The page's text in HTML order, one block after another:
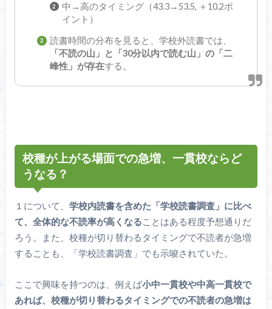
中→高のタイミング（43.3→53.5, ＋10.2ポ
イント）
読書時間の分布を見ると、学校外読書では、
「不読の山」と「30分以内で読む山」の「二
峰性」が存在する。
校種が上がる場面での急増、一貫校ならど
うなる？
１について、 学校内読書を含めた「学校読書調査」に比べ
て、全体的な不読率が高くなることはある程度予想通りだ
ろう。また、校種が切り替わるタイミングで不読者が急増
することも、「学校読書調査」でも示唆されていた。
ここで興味を持つのは、例えば小中一貫校や中高一貫校で
あれば、校種が切り替わるタイミングでの不読者の急増は